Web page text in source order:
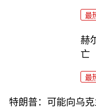
最
赫
亡
最
特朗普：可能向乌克